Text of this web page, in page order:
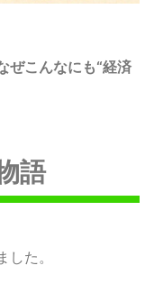
ぜこんなにも“経済
語
た。